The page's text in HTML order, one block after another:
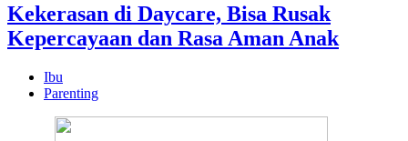
Kekerasan di Daycare, Bisa Rusak
Kepercayaan dan Rasa Aman Anak
Ibu
Parenting